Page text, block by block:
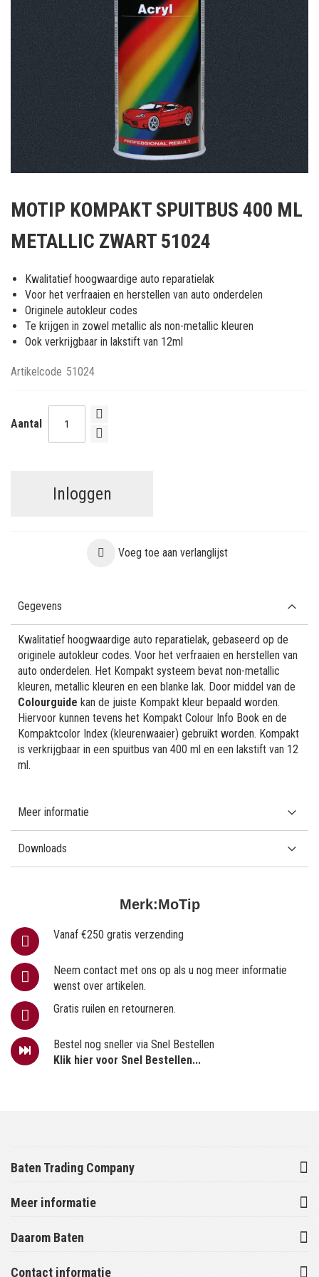
het
van
afbeeldingen-
gallerij
MOTIP KOMPAKT SPUITBUS 400 ML
METALLIC ZWART 51024
Kwalitatief hoogwaardige auto reparatielak
Voor het verfraaien en herstellen van auto onderdelen
Originele autokleur codes
Te krijgen in zowel metallic als non-metallic kleuren
Ook verkrijgbaar in lakstift van 12ml
Artikelcode 51024
Aantal
Inloggen
Voeg toe aan verlanglijst
Merk:MoTip
Vanaf €250 gratis verzending
Neem contact met ons op als u nog meer informatie
wenst over artikelen.
Gratis ruilen en retourneren.
Bestel nog sneller via Snel Bestellen
Klik hier voor Snel Bestellen...
Gegevens
Kwalitatief hoogwaardige auto reparatielak, gebaseerd op de
originele autokleur codes. Voor het verfraaien en herstellen van
auto onderdelen. Het Kompakt systeem bevat non-metallic
kleuren, metallic kleuren en een blanke lak. Door middel van de
Colourguide kan de juiste Kompakt kleur bepaald worden.
Hiervoor kunnen tevens het Kompakt Colour Info Book en de
Kompaktcolor Index (kleurenwaaier) gebruikt worden. Kompakt
is verkrijgbaar in een spuitbus van 400 ml en een lakstift van 12
ml.
Meer informatie
Downloads
Baten Trading Company
Meer informatie
Daarom Baten
Contact informatie